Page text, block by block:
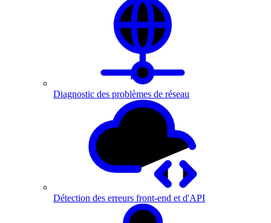
Diagnostic des problèmes de réseau
Détection des erreurs front-end et d'API